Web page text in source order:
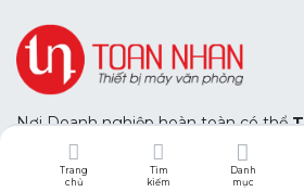
Trang
chủ
Tìm
kiếm
Danh
mục
Nơi Doanh nghiệp hoàn toàn có thể
trang thiết bị văn phòng với chất
Và hoàn toàn
AN TÂM
với dịch vụ
của chúng tôi.